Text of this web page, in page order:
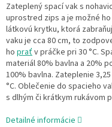
Zateplený spací vak s
uprostred zips a je možné
látkovú krytku, ktorá
vaku je cca 80 cm, to
ho praťv práčke pri 30 °C.
materiál 80% bavlna a 20%
100% bavlna. Zateplenie
°C. Oblečenie do spacieho
s dlhým či krátkym rukávom
Detailné informácie